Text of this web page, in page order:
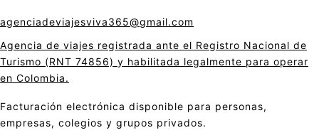
agenciadeviajesviva365@gmail.com
Agencia de viajes registrada ante el Registro Nacional de
Turismo (RNT 74856) y habilitada legalmente para operar
en Colombia.
Facturación electrónica disponible para personas,
empresas, colegios y grupos privados.